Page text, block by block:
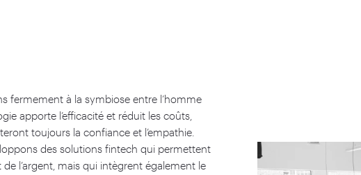
fermement à la symbiose entre l’homme
apporte l’efficacité et réduit les coûts,
toujours la confiance et l’empathie.
des solutions fintech qui permettent
l’argent, mais qui intègrent également le